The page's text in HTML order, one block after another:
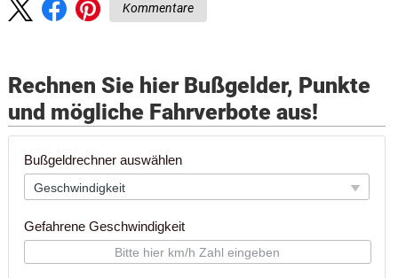
Kommentare
Rechnen Sie hier Bußgelder, Punkte
und mögliche Fahrverbote aus!